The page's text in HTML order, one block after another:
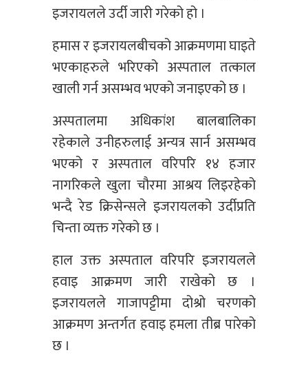
इजरायलले उर्दी जारी गरेको हो ।
हमास र इजरायलबीचको आक्रमणमा घाइते
भएकाहरुले भरिएको अस्पताल तत्काल
खाली गर्न असम्भव भएको जनाइएको छ ।
अस्पतालमा अधिकांश बालबालिका
रहेकाले उनीहरुलाई अन्यत्र सार्न असम्भव
भएको र अस्पताल वरिपरि १४ हजार
नागरिकले खुला चौरमा आश्रय लिइरहेको
भन्दै रेड क्रिसेन्सले इजरायलको उर्दीप्रति
चिन्ता व्यक्त गरेको छ ।
हाल उक्त अस्पताल वरिपरि इजरायलले
हवाइ आक्रमण जारी राखेको छ ।
इजरायलले गाजापट्टीमा दोश्रो चरणको
आक्रमण अन्तर्गत हवाइ हमला तीब्र पारेको
छ ।